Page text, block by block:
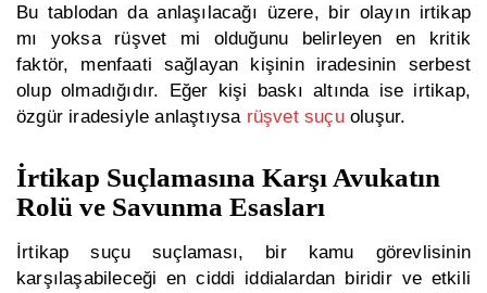
Bu tablodan da anlaşılacağı üzere, bir olayın irtikap
mı yoksa rüşvet mi olduğunu belirleyen en kritik
faktör, menfaati sağlayan kişinin iradesinin serbest
olup olmadığıdır. Eğer kişi baskı altında ise irtikap,
özgür iradesiyle anlaştıysa rüşvetsuçuoluşur.
İrtikap Suçlamasına Karşı Avukatın
Rolü ve Savunma Esasları
İrtikap suçu suçlaması, bir kamu görevlisinin
karşılaşabileceği en ciddi iddialardan biridir ve etkili